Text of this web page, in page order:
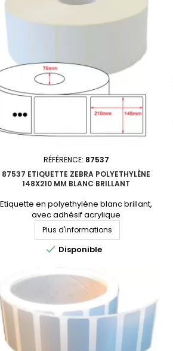
RÉFÉRENCE: 87537
87537 ETIQUETTE ZEBRA POLYETHYLÈNE
148X210 MM BLANC BRILLANT
Etiquette en polyethylène blanc brillant,
avec adhésif acrylique
permanent.L'étiquette haute performance
excellence. Format : 148x210mmMatière
: Polyethylène Adhésif : acrylique
permanentNbre étiq/rouleau :
NonDiamètre du mandrin : 76mmQuantité
carton : 4 rouleauxProduit non tenu en
stock. Consultez-nous pour un...
Plus d'informations
 Disponible